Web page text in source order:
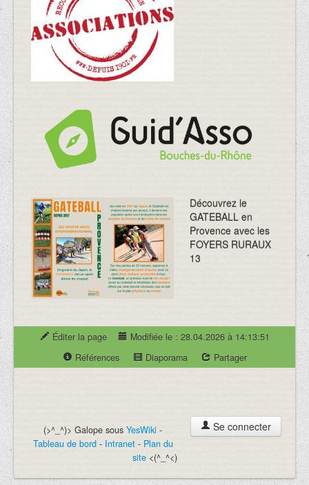
Découvrez le
GATEBALL en
Provence avec les
FOYERS RURAUX
13
Éditer la page
Modifiée le : 28.04.2026 à 14:13:51
Références
Diaporama Partager
Se connecter
(>^_^)> Galope sous YesWiki -
Tableau de bord- Intranet- Plan du
site<(^_^<)